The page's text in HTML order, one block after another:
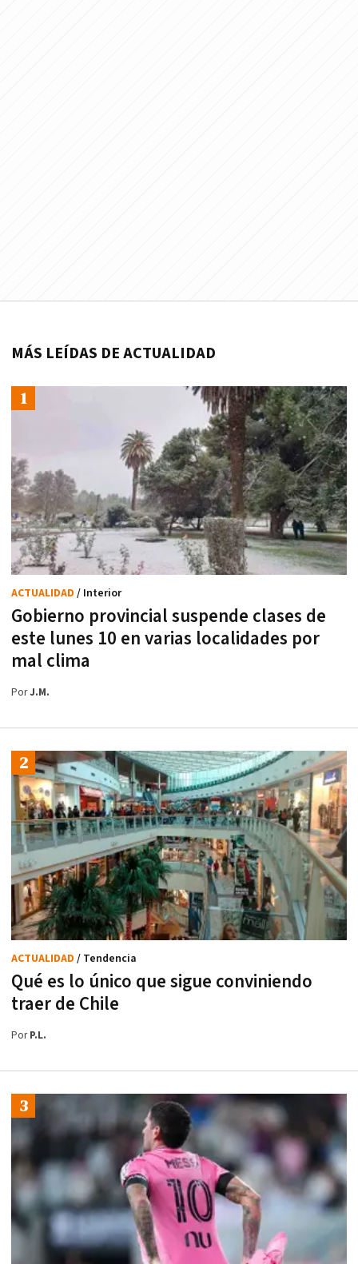
MÁS LEÍDAS DE ACTUALIDAD
Gobierno provincial suspende clases de
este lunes 10 en varias localidades por
mal clima
ACTUALIDAD / Interior
PorJ.M.
Qué es lo único que sigue conviniendo
traer de Chile
ACTUALIDAD / Tendencia
PorP.L.